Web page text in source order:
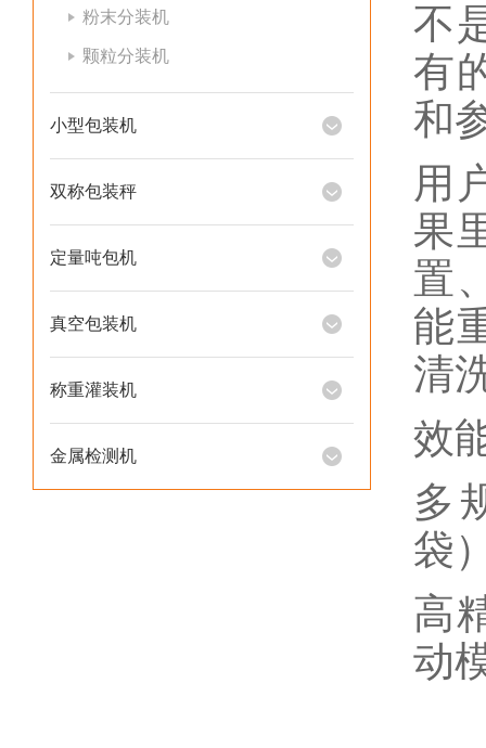
粉末分装机
颗粒分装机
小型包装机
双称包装秤
定量吨包机
真空包装机
称重灌装机
金属检测机
不
有
和
用
果
置
能
清
效
多
袋
高
动